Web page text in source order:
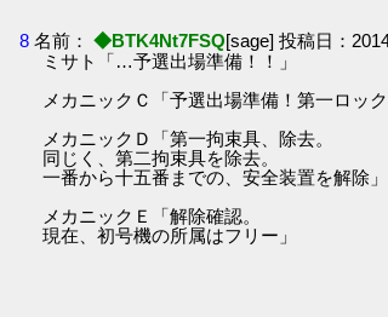
8 名前： ◆BTK4Nt7FSQ[sage] 投稿日：
ミサト「…予選出場準備！！」
メカニックＣ「予選出場準備！第一ロッ
メカニックＤ「第一拘束具、除去。
同じく、第二拘束具を除去。
一番から十五番までの、安全装置を解除」
メカニックＥ「解除確認。
現在、初号機の所属はフリー」